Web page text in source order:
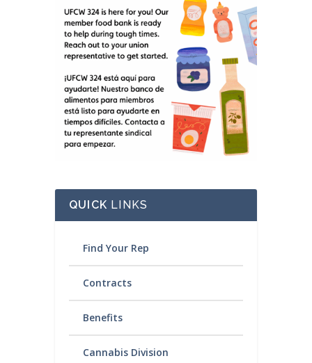
QUICK LINKS
Find Your Rep
Contracts
Benefits
Cannabis Division